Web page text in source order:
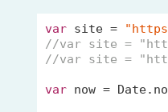
var site =
//var site =
//var site =
var now = Date